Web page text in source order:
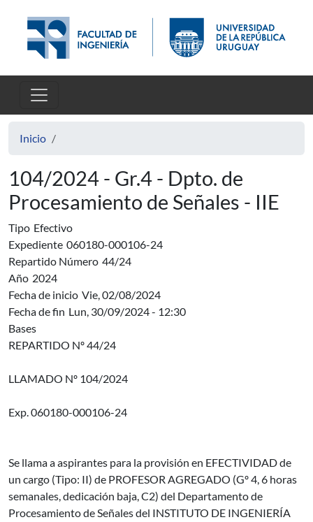
Inicio
104/2024 - Gr.4 - Dpto. de
Procesamiento de Señales - IIE
Tipo Efectivo
Expediente 060180-000106-24
Repartido Número 44/24
Año 2024
Fecha de inicio Vie, 02/08/2024
Fecha de fin Lun, 30/09/2024 - 12:30
Bases
REPARTIDO Nº 44/24
LLAMADO Nº 104/2024
Exp. 060180-000106-24
Se llama a aspirantes para la provisión en EFECTIVIDAD de
un cargo (Tipo: II) de PROFESOR AGREGADO (Gº 4, 6 horas
semanales, dedicación baja, C2) del Departamento de
Procesamiento de Señales del INSTITUTO DE INGENIERÍA